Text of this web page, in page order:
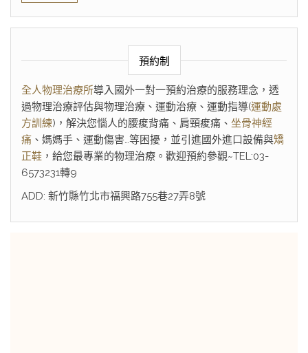
預約制
全人物理治療所導入國外一對一預約治療的服務理念，透
過物理治療評估與物理治療、運動治療、運動指導(運動處
方訓練)，解決您惱人的腰痠背痛、肩頸痠痛、 坐骨神經
痛 、媽媽手、運動傷害…等困擾，並引進國外進口設備與矯
正鞋 ，給您最專業的物理治療。歡迎預約參觀~TEL:03-
6573231轉9
ADD: 新竹縣竹北市福興路755巷27弄8號